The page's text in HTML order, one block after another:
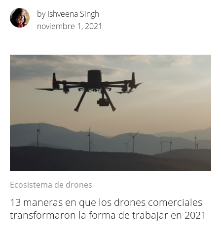
by Ishveena Singh
noviembre 1, 2021
Ecosistema de drones
13 maneras en que los drones comerciales
transformaron la forma de trabajar en 2021